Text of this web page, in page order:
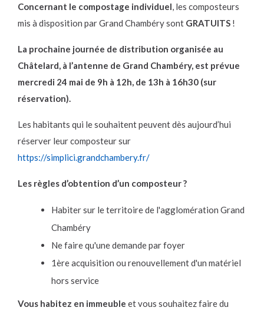
Concernant le compostage individuel, les composteurs
mis à disposition par Grand Chambéry sont GRATUITS !
La prochaine journée de distribution organisée au
Châtelard, à l’antenne de Grand Chambéry, est prévue
mercredi 24 mai de 9h à 12h, de 13h à 16h30 (sur
réservation).
Les habitants qui le souhaitent peuvent dès aujourd’hui
réserver leur composteur sur
https://simplici.grandchambery.fr/
Les règles d’obtention d’un composteur ?
Habiter sur le territoire de l'agglomération Grand
Chambéry
Ne faire qu'une demande par foyer
1ère acquisition ou renouvellement d'un matériel
hors service
Vous habitez en immeuble et vous souhaitez faire du